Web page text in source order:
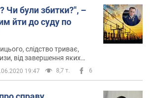
Чи були збитки?", –
йти до суду по
слідство триває,
від завершення яких
доля провадження
19:47 8,7 т. 6